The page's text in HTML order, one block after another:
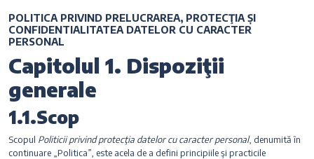
POLITICA PRIVIND PRELUCRAREA, PROTECŢIA ȘI
CONFIDENTIALITATEA DATELOR CU CARACTER
PERSONAL
Capitolul 1. Dispoziţii
generale
1.1.Scop
Scopul Politicii privind protecţia datelor cu caracter personal, denumită în
continuare „Politica”, este acela de a defini principiile şi practicile